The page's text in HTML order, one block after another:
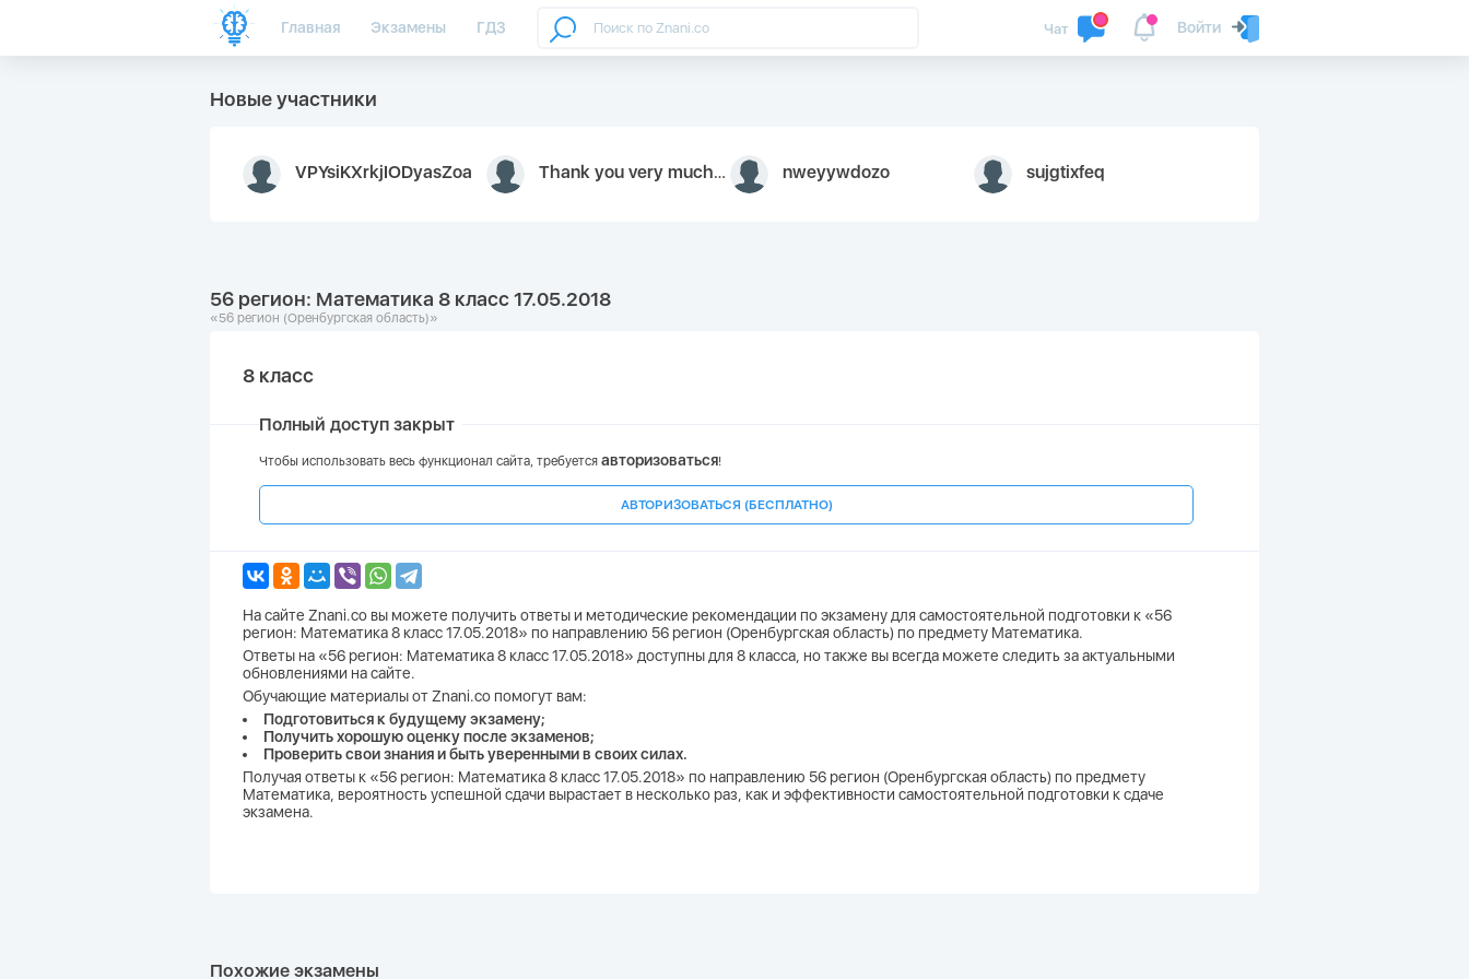
Главная Экзамены ГДЗ Войти
Чат
Новые участники
VPYsiKXrkjIODyasZoa Thank you very much for your inquiry We appreciate you 9126052 https://youtube.com faceapple ! nweyywdozo sujgtixfeq
56 регион: Математика 8 класс 17.05.2018
«56 регион (Оренбургская область)»
8 класс
Полный доступ закрыт
Чтобы использовать весь функционал сайта, требуется авторизоваться!
АВТОРИЗОВАТЬСЯ (БЕСПЛАТНО)
На сайте Znani.co вы можете получить ответы и методические рекомендации по экзамену для самостоятельной подготовки к «56
регион: Математика 8 класс 17.05.2018» по направлению 56 регион (Оренбургская область) по предмету Математика.
Ответы на «56 регион: Математика 8 класс 17.05.2018» доступны для 8 класса, но также вы всегда можете следить за актуальными
обновлениями на сайте.
Обучающие материалы от Znani.co помогут вам:
Подготовиться к будущему экзамену;
Получить хорошую оценку после экзаменов;
Проверить свои знания и быть уверенными в своих силах.
Получая ответы к «56 регион: Математика 8 класс 17.05.2018» по направлению 56 регион (Оренбургская область) по предмету
Математика, вероятность успешной сдачи вырастает в несколько раз, как и эффективности самостоятельной подготовки к сдаче
экзамена.
Похожие экзамены